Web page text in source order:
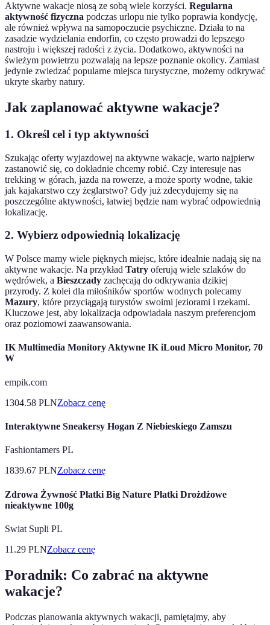
Aktywne wakacje niosą ze sobą wiele korzyści. Regularna
aktywność fizyczna podczas urlopu nie tylko poprawia kondycję,
ale również wpływa na samopoczucie psychiczne. Działa to na
zasadzie wydzielania endorfin, co często prowadzi do lepszego
nastroju i większej radości z życia. Dodatkowo, aktywności na
świeżym powietrzu pozwalają na lepsze poznanie okolicy. Zamiast
jedynie zwiedzać popularne miejsca turystyczne, możemy odkrywać
ukryte skarby natury.
Jak zaplanować aktywne wakacje?
1. Określ cel i typ aktywności
Szukając oferty wyjazdowej na aktywne wakacje, warto najpierw
zastanowić się, co dokładnie chcemy robić. Czy interesuje nas
trekking w górach, jazda na rowerze, a może sporty wodne, takie
jak kajakarstwo czy żeglarstwo? Gdy już zdecydujemy się na
poszczególne aktywności, łatwiej będzie nam wybrać odpowiednią
lokalizację.
2. Wybierz odpowiednią lokalizację
W Polsce mamy wiele pięknych miejsc, które idealnie nadają się na
aktywne wakacje. Na przykład Tatry oferują wiele szlaków do
wędrówek, a Bieszczady zachęcają do odkrywania dzikiej
przyrody. Z kolei dla miłośników sportów wodnych polecamy
Mazury, które przyciągają turystów swoimi jeziorami i rzekami.
Kluczowe jest, aby lokalizacja odpowiadała naszym preferencjom
oraz poziomowi zaawansowania.
IK Multimedia Monitory Aktywne IK iLoud Micro Monitor, 70
W
empik.com
1304.58 PLNZobacz cenę
Interaktywne Sneakersy Hogan Z Niebieskiego Zamszu
Fashiontamers PL
1839.67 PLNZobacz cenę
Zdrowa Żywność Płatki Big Nature Płatki Drożdżowe
nieaktywne 100g
Swiat Supli PL
11.29 PLNZobacz cenę
Poradnik: Co zabrać na aktywne
wakacje?
Podczas planowania aktywnych wakacji, pamiętajmy, aby